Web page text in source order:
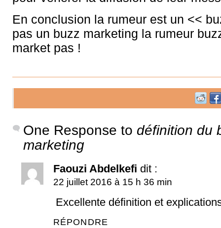
En conclusion la rumeur est un <<
pas un buzz marketing la rumeur
market pas !
One Response to définition du
marketing
Faouzi Abdelkefi dit :
22 juillet 2016 à 15 h 36 min
Excellente définition et
RÉPONDRE